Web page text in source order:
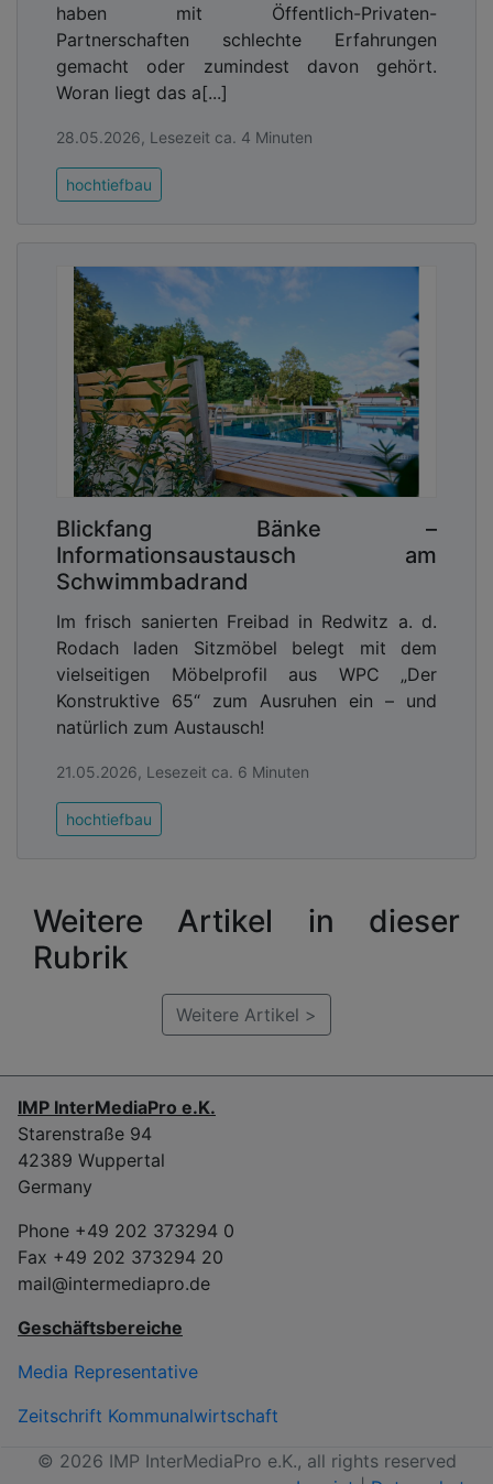
haben mit Öffentlich-Privaten-
Partnerschaften schlechte Erfahrungen
gemacht oder zumindest davon gehört.
Woran liegt das a[...]
28.05.2026, Lesezeit ca. 4 Minuten
hochtiefbau
Blickfang Bänke –
Informationsaustausch am
Schwimmbadrand
Im frisch sanierten Freibad in Redwitz a. d.
Rodach laden Sitzmöbel belegt mit dem
vielseitigen Möbelprofil aus WPC „Der
Konstruktive 65“ zum Ausruhen ein – und
natürlich zum Austausch!
21.05.2026, Lesezeit ca. 6 Minuten
hochtiefbau
Weitere Artikel in dieser
Rubrik
Weitere Artikel >
IMP InterMediaPro e.K.
Starenstraße 94
42389 Wuppertal
Germany
Phone +49 202 373294 0
Fax +49 202 373294 20
mail@intermediapro.de
Geschäftsbereiche
Media Representative
Zeitschrift Kommunalwirtschaft
© 2026 IMP InterMediaPro e.K., all rights reserved